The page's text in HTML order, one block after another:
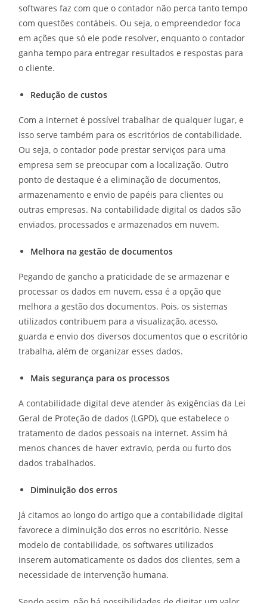
softwares faz com que o contador não perca tanto tempo
com questões contábeis. Ou seja, o empreendedor foca
em ações que só ele pode resolver, enquanto o contador
ganha tempo para entregar resultados e respostas para
o cliente.
Redução de custos
Com a internet é possível trabalhar de qualquer lugar, e
isso serve também para os escritórios de contabilidade.
Ou seja, o contador pode prestar serviços para uma
empresa sem se preocupar com a localização. Outro
ponto de destaque é a eliminação de documentos,
armazenamento e envio de papéis para clientes ou
outras empresas. Na contabilidade digital os dados são
enviados, processados e armazenados em nuvem.
Melhora na gestão de documentos
Pegando de gancho a praticidade de se armazenar e
processar os dados em nuvem, essa é a opção que
melhora a gestão dos documentos. Pois, os sistemas
utilizados contribuem para a visualização, acesso,
guarda e envio dos diversos documentos que o escritório
trabalha, além de organizar esses dados.
Mais segurança para os processos
A contabilidade digital deve atender às exigências da Lei
Geral de Proteção de dados (LGPD), que estabelece o
tratamento de dados pessoais na internet. Assim há
menos chances de haver extravio, perda ou furto dos
dados trabalhados.
Diminuição dos erros
Já citamos ao longo do artigo que a contabilidade digital
favorece a diminuição dos erros no escritório. Nesse
modelo de contabilidade, os softwares utilizados
inserem automaticamente os dados dos clientes, sem a
necessidade de intervenção humana.